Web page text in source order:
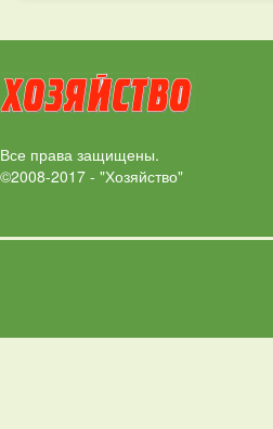
Все права защищены.
©2008-2017 - "Хозяйство"